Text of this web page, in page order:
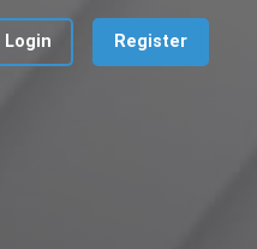
Login Register